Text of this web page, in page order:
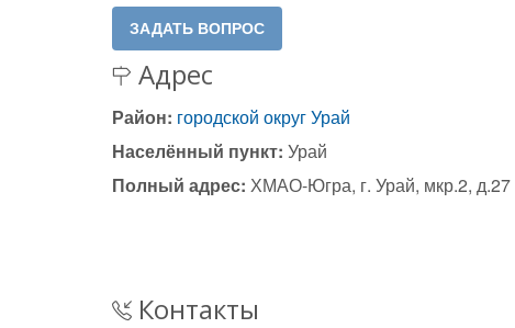
Адрес
Район: городской округ Урай
Населённый пункт: Урай
Полный адрес: ХМАО-Югра, г. Урай, мкр.2, д.27
Контакты